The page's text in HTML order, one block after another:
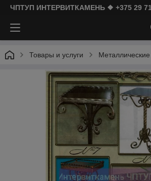
ЧПТУП ИНТЕРВИТКАМЕНЬ ❖ +375 29
Товары и услуги